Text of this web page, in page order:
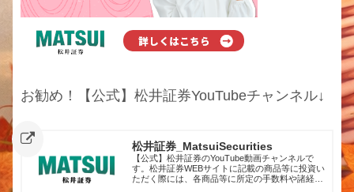
お勧め！【公式】松井証券YouTubeチャンネル↓
松井証券_MatsuiSecurities
【公式】松井証券のYouTube動画チャンネルで
す。松井証券WEBサイトに記載の商品等に投資い
ただく際には、各商品等に所定の手数料や諸経費